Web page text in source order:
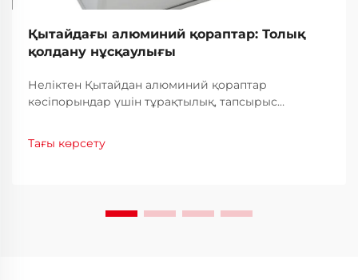
Қытайдағы алюминий қораптар: Толық
қолдану нұсқаулығы
Неліктен Қытайдан алюминий қораптар
кәсіпорындар үшін тұрақтылық, тапсырыс
жиі кездесетін қателерден қалай сақтану
Тағы көрсету